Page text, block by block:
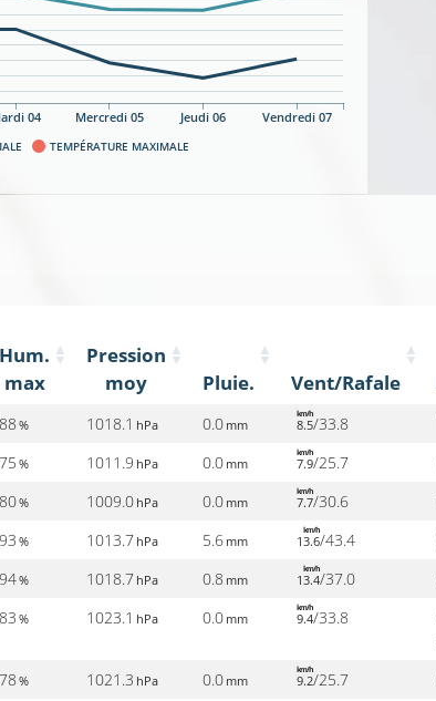
04 Mercredi 05 Jeudi 06 Vendredi 07
TEMPÉRATURE MAXIMALE
Hum.
max
Pression
moy
Pluie. Vent/Rafale
88 % 1018.1 hPa 0.0 mm 8.5
km/h/33.8
75 % 1011.9 hPa 0.0 mm 7.9
km/h/25.7
80% 1009.0 hPa 0.0 mm 7.7
km/h/30.6
93 % 1013.7 hPa 5.6 mm 13.6
km/h/43.4
94% 1018.7 hPa 0.8 mm 13.4
km/h/37.0
83 % 1023.1 hPa 0.0 mm 9.4
km/h/33.8
78 % 1021.3 hPa 0.0 mm 9.2
km/h/25.7